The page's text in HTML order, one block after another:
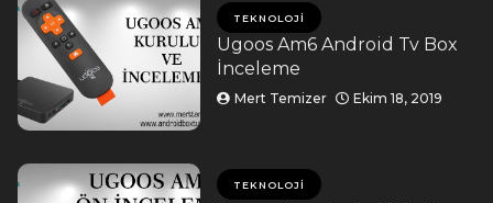
TEKNOLOJI
Ugoos Am6 Android Tv Box
İnceleme
Mert Temizer Ekim 18, 2019
TEKNOLOJI